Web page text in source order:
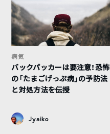
病気
バックパッカーは要注意！恐怖
の「たまごげっぷ病」の予防法
と対処方法を伝授
Jyaiko